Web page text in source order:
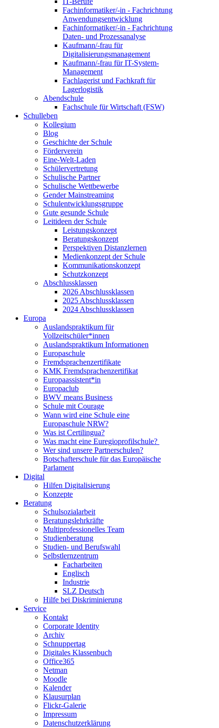
Fachinformatiker/-in - Fachrichtung
Anwendungsentwicklung
Fachinformatiker/-in - Fachrichtung
Daten- und Prozessanalyse
Kaufmann/-frau für
Digitalisierungsmanagement
Kaufmann/-frau für IT-System-
Management
Fachlagerist und Fachkraft für
Lagerlogistik
Abendschule
Fachschule für Wirtschaft (FSW)
Schulleben
Kollegium
Blog
Geschichte der Schule
Förderverein
Eine-Welt-Laden
Schülervertretung
Schulische Partner
Schulische Wettbewerbe
Gender Mainstreaming
Schulentwicklungsgruppe
Gute gesunde Schule
Leitideen der Schule
Leistungskonzept
Beratungskonzept
Perspektiven Distanzlernen
Medienkonzept der Schule
Kommunikationskonzept
Schutzkonzept
Abschlussklassen
2026 Abschlussklassen
2025 Abschlussklassen
2024 Abschlussklassen
Europa
Auslandspraktikum für
Vollzeitschüler*innen
Auslandspraktikum Informationen
Europaschule
Fremdsprachenzertifikate
KMK Fremdsprachenzertifikat
Europaassistent*in
Europaclub
BWV means Business
Schule mit Courage
Wann wird eine Schule eine
Europaschule NRW?
Was ist Certilingua?
Was macht eine Euregioprofilschule?
Wer sind unsere Partnerschulen?
Botschafterschule für das Europäische
Parlament
Digital
Hilfen Digitalisierung
Konzepte
Beratung
Schulsozialarbeit
Beratungslehrkräfte
Multiprofessionelles Team
Studienberatung
Studien- und Berufswahl
Selbstlernzentrum
Facharbeiten
Englisch
Industrie
SLZ Deutsch
Hilfe bei Diskriminierung
Service
Kontakt
Corporate Identity
Archiv
Schnuppertag
Digitales Klassenbuch
Office365
Netman
Moodle
Kalender
Klausurplan
Flickr-Galerie
Impressum
Datenschutzerklärung